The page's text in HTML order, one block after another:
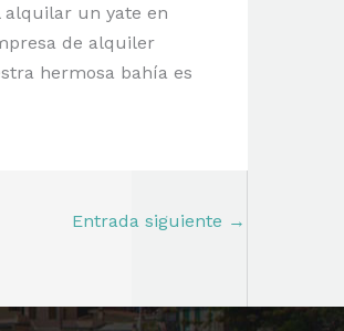
alquilar un yate en
de alquiler
hermosa bahía es
Entrada siguiente →